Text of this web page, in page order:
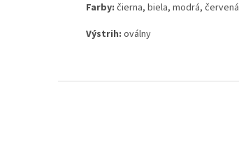
Farby: čierna, biela, modrá, červená
Výstrih: oválny